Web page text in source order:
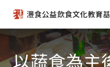
以蔬食為主